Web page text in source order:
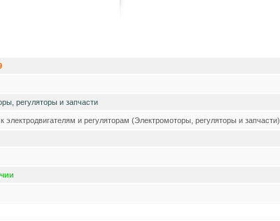
регуляторы и запчасти
электродвигателям и регуляторам (Электромоторы, регуляторы и запчасти)